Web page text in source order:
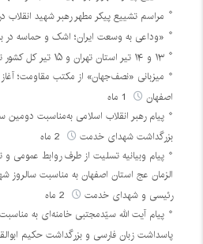
مراسم تشییع پیکر مطهر رهبر شهید
«وداعی به وسعت ایران؛ اشک و حماسه در
۱۳ و ۱۴ تیر استان تهران و ۱۵ تیر کل کشور تعطیل است
میزبانی «نصف‌جهان» از مکتب مقاومت؛
اصفهان
پیام رهبر انقلاب اسلامی به‌مناسبت
بزرگداشت شهدای خدمت
پیام وبیانیه تسلیت از طرف روابط
الزمان عج استان اصفهان به مناسبت سالروز
رئیسی و شهدای خدمت
پاسداشت زبان فارسی و بزرگداشت حکیم